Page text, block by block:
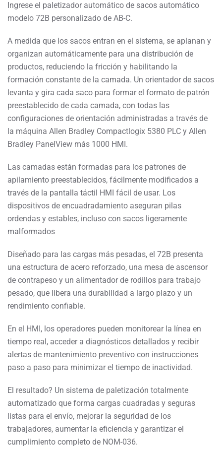
Ingrese el paletizador automático de sacos automático
modelo 72B personalizado de AB-C.
A medida que los sacos entran en el sistema, se aplanan y
organizan automáticamente para una distribución de
productos, reduciendo la fricción y habilitando la
formación constante de la camada. Un orientador de sacos
levanta y gira cada saco para formar el formato de patrón
preestablecido de cada camada, con todas las
configuraciones de orientación administradas a través de
la máquina Allen Bradley Compactlogix 5380 PLC y Allen
Bradley PanelView más 1000 HMI.
Las camadas están formadas para los patrones de
apilamiento preestablecidos, fácilmente modificados a
través de la pantalla táctil HMI fácil de usar. Los
dispositivos de encuadradamiento aseguran pilas
ordendas y estables, incluso con sacos ligeramente
malformados
Diseñado para las cargas más pesadas, el 72B presenta
una estructura de acero reforzado, una mesa de ascensor
de contrapeso y un alimentador de rodillos para trabajo
pesado, que libera una durabilidad a largo plazo y un
rendimiento confiable.
En el HMI, los operadores pueden monitorear la línea en
tiempo real, acceder a diagnósticos detallados y recibir
alertas de mantenimiento preventivo con instrucciones
paso a paso para minimizar el tiempo de inactividad.
El resultado? Un sistema de paletización totalmente
automatizado que forma cargas cuadradas y seguras
listas para el envío, mejorar la seguridad de los
trabajadores, aumentar la eficiencia y garantizar el
cumplimiento completo de NOM-036.